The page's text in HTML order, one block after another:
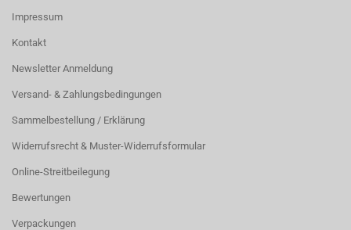
Impressum
Kontakt
Newsletter Anmeldung
Versand- & Zahlungsbedingungen
Sammelbestellung / Erklärung
Widerrufsrecht & Muster-Widerrufsformular
Online-Streitbeilegung
Bewertungen
Verpackungen